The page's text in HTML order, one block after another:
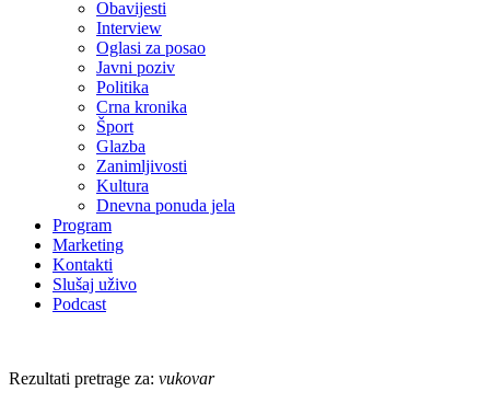
Obavijesti
Interview
Oglasi za posao
Javni poziv
Politika
Crna kronika
Šport
Glazba
Zanimljivosti
Kultura
Dnevna ponuda jela
Program
Marketing
Kontakti
Slušaj uživo
Podcast
Rezultati pretrage za: vukovar